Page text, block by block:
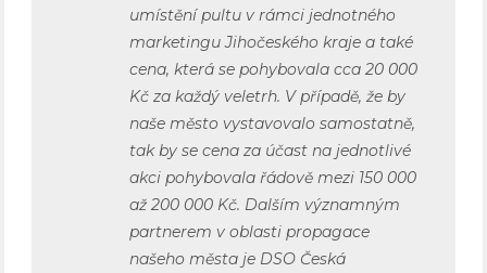
umístění pultu v rámci jednotného
marketingu Jihočeského kraje a také
cena, která se pohybovala cca 20 000
Kč za každý veletrh. V případě, že by
naše město vystavovalo samostatně,
tak by se cena za účast na jednotlivé
akci pohybovala řádově mezi 150 000
až 200 000 Kč. Dalším významným
partnerem v oblasti propagace
našeho města je DSO Česká